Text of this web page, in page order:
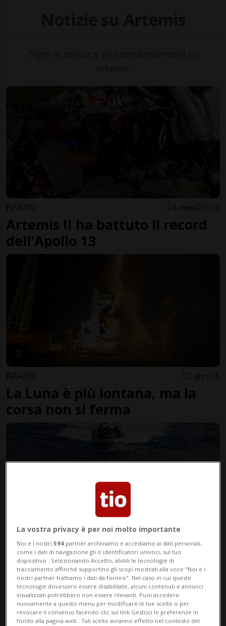
SPAZIO 4 mesi 3 10
Artemis II ha battuto il record
dell'Apollo 13
SPAZIO 2 anni 5
La Luna è più lontana, ma la
corsa non si ferma
FOTO E VIDEO
MISSIONE LUNA 3 anni
Orion torna a casa e il
Giappone va sulla Luna
La vostra privacy è per noi molto importante
Noi e i nostri594 partner archiviamo e accediamo ai dati personali,
come i dati di navigazione gli o identificatori univoci, sul tuo
dispositivo . Selezionando Accetto, abiliti le tecnologie di
tracciamento affinché supportino gli scopi mostrati alla voce "Noi e i
nostri partner trattiamo i dati da fornire". Nel caso in cui queste
tecnologie dovessero essere disabilitate, alcuni contenuti e annunci
visualizzati potrebbero non essere rilevanti. Puoi accedere
nuovamente a questo menu per modificare le tue scelte o per
revocare il consenso facendo clic sul link Gestisci le preferenze in
fondo alla pagina web.. Tali scelte avranno effetto nel contesto del